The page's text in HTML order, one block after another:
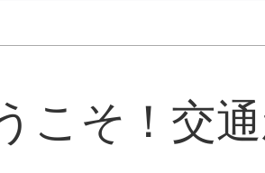
こそ！交